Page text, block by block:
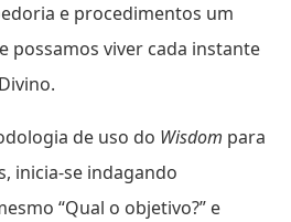
e procedimentos um
possamos viver cada instante
de uso do Wisdom para
inicia-se indagando
“Qual o objetivo?” e